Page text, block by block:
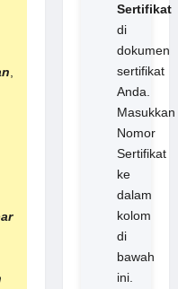
,
Sertifikat
di
dokumen
sertifikat
Anda.
Masukkan
Nomor
Sertifikat
ke
dalam
kolom
di
bawah
ini.